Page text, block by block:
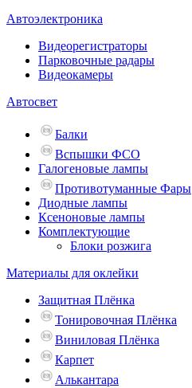
Автоэлектроника
Видеорегистраторы
Парковочные радары
Видеокамеры
Автосвет
Балки
Вспышки ФСО
Галогеновые лампы
Противотуманные Фары
Диодные лампы
Ксеноновые лампы
Комплектующие
Блоки розжига
Материалы для оклейки
Защитная Плёнка
Тонировочная Плёнка
Виниловая Плёнка
Карпет
Алькантара